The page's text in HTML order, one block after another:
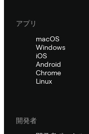
アプリ
macOS
Windows
iOS
Android
Chrome
Linux
開発者